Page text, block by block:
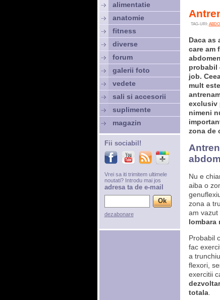
TAG-URI:
Daca as
care am
probabil
job.
mult
exclusiv
nimeni
zona de
Nu e
aiba o
zona a
am vazut
lombara
Probabil
fac
a
flexori,
exercitii
totala.
alimentatie
anatomie
fitness
diverse
forum
galerii foto
vedete
sali si accesorii
suplimente
magazin
Fii sociabil!
Vrei sa iti trimitem ultimele
noutati? Introdu mai jos
adresa ta de e-mail
dezabonare